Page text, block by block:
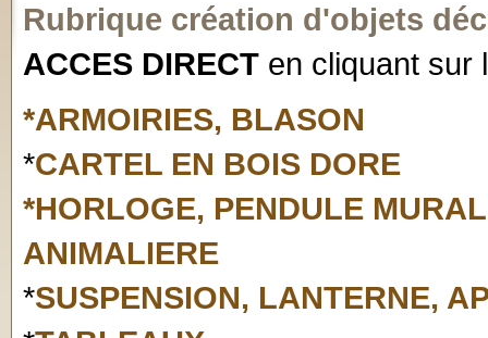
Rubrique création d'objets
ACCES DIRECT en cliquant sur
*ARMOIRIES, BLASON
*CARTEL EN BOIS DORE
*HORLOGE, PENDULE
ANIMALIERE
*SUSPENSION, LANTERNE,